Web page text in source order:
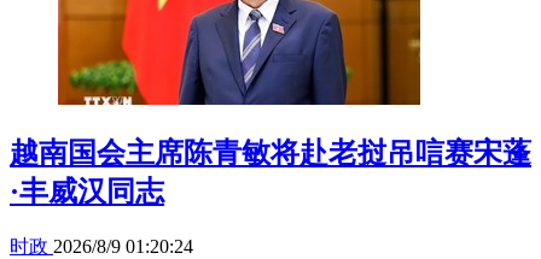
越南国会主席陈青敏将赴老挝吊唁赛宋蓬
·丰威汉同志
时政 2026/8/9 01:20:24